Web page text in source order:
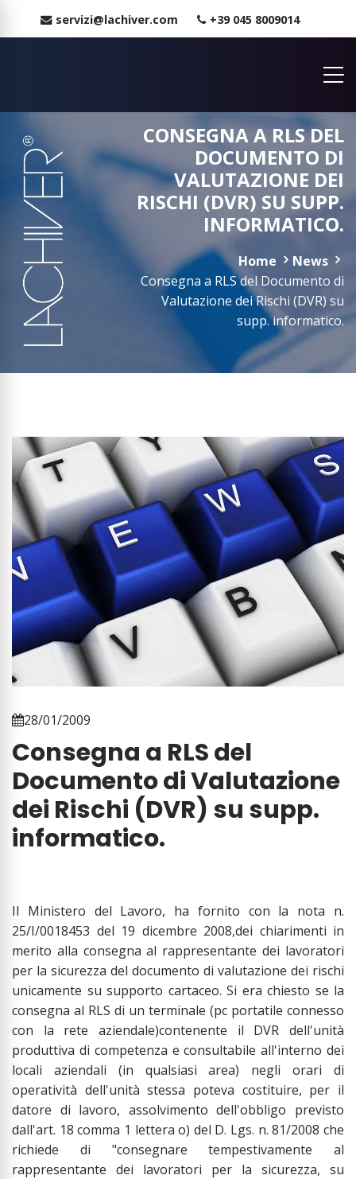
servizi@lachiver.com +39 045 8009014
CONSEGNA A RLS DEL
DOCUMENTO DI
VALUTAZIONE DEI
RISCHI (DVR) SU SUPP.
INFORMATICO.
Home
News
Consegna a RLS del Documento di
Valutazione dei Rischi (DVR) su
supp. informatico.
28/01/2009
Consegna a RLS del
Documento di Valutazione
dei Rischi (DVR) su supp.
informatico.
Il Ministero del Lavoro, ha fornito con la nota n.
25/I/0018453 del 19 dicembre 2008,dei chiarimenti in
merito alla consegna al rappresentante dei lavoratori
per la sicurezza del documento di valutazione dei rischi
unicamente su supporto cartaceo. Si era chiesto se la
consegna al RLS di un terminale (pc portatile connesso
con la rete aziendale)contenente il DVR dell'unità
produttiva di competenza e consultabile all'interno dei
locali aziendali (in qualsiasi area) negli orari di
operatività dell'unità stessa poteva costituire, per il
datore di lavoro, assolvimento dell'obbligo previsto
dall'art. 18 comma 1 lettera o) del D. Lgs. n. 81/2008 che
richiede di "consegnare tempestivamente al
rappresentante dei lavoratori per la sicurezza, su